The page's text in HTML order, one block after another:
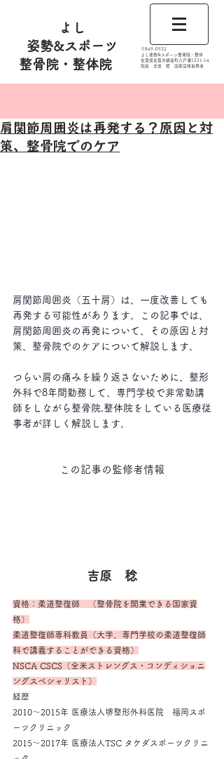
よし
姿勢&スポーツ
整骨院・整体院
​〒849-0932
よし姿勢&スポーツ整骨院・整体
佐賀県佐賀市鍋島町八戸溝1231‐14
​​院長 吉原 稔​ 国家資格取得者
肩関節周囲炎は再発する？原因と対
策、整骨院でのケア
肩関節周囲炎（五十肩）は、一度改善しても
再発する可能性があります。この記事では、
肩関節周囲炎の再発について、その原因と対
策、整骨院でのケアについて解説します。
つらい肩の痛みを繰り返さないために、整形
外科で8年間勤務して、専門学校で非常勤講
師をしながら整骨院,整体院をしている医療従
事者が詳しく解説します。
この記事の監修者情報
吉原　稔
資格：柔道整復師　（整骨院を開業できる国家資
格）
柔道整復師専科教員（大学、専門学校の柔道整復師
科で講義することができる資格）
NSCA CSCS（全米ストレングス・コンディショニ
ングスペシャリスト）
経歴
2010～2015年 医療法人堺整形外科医院　福岡スポ
ーツクリニック
2015～2017年 医療法人TSC タケダスポーツクリニ